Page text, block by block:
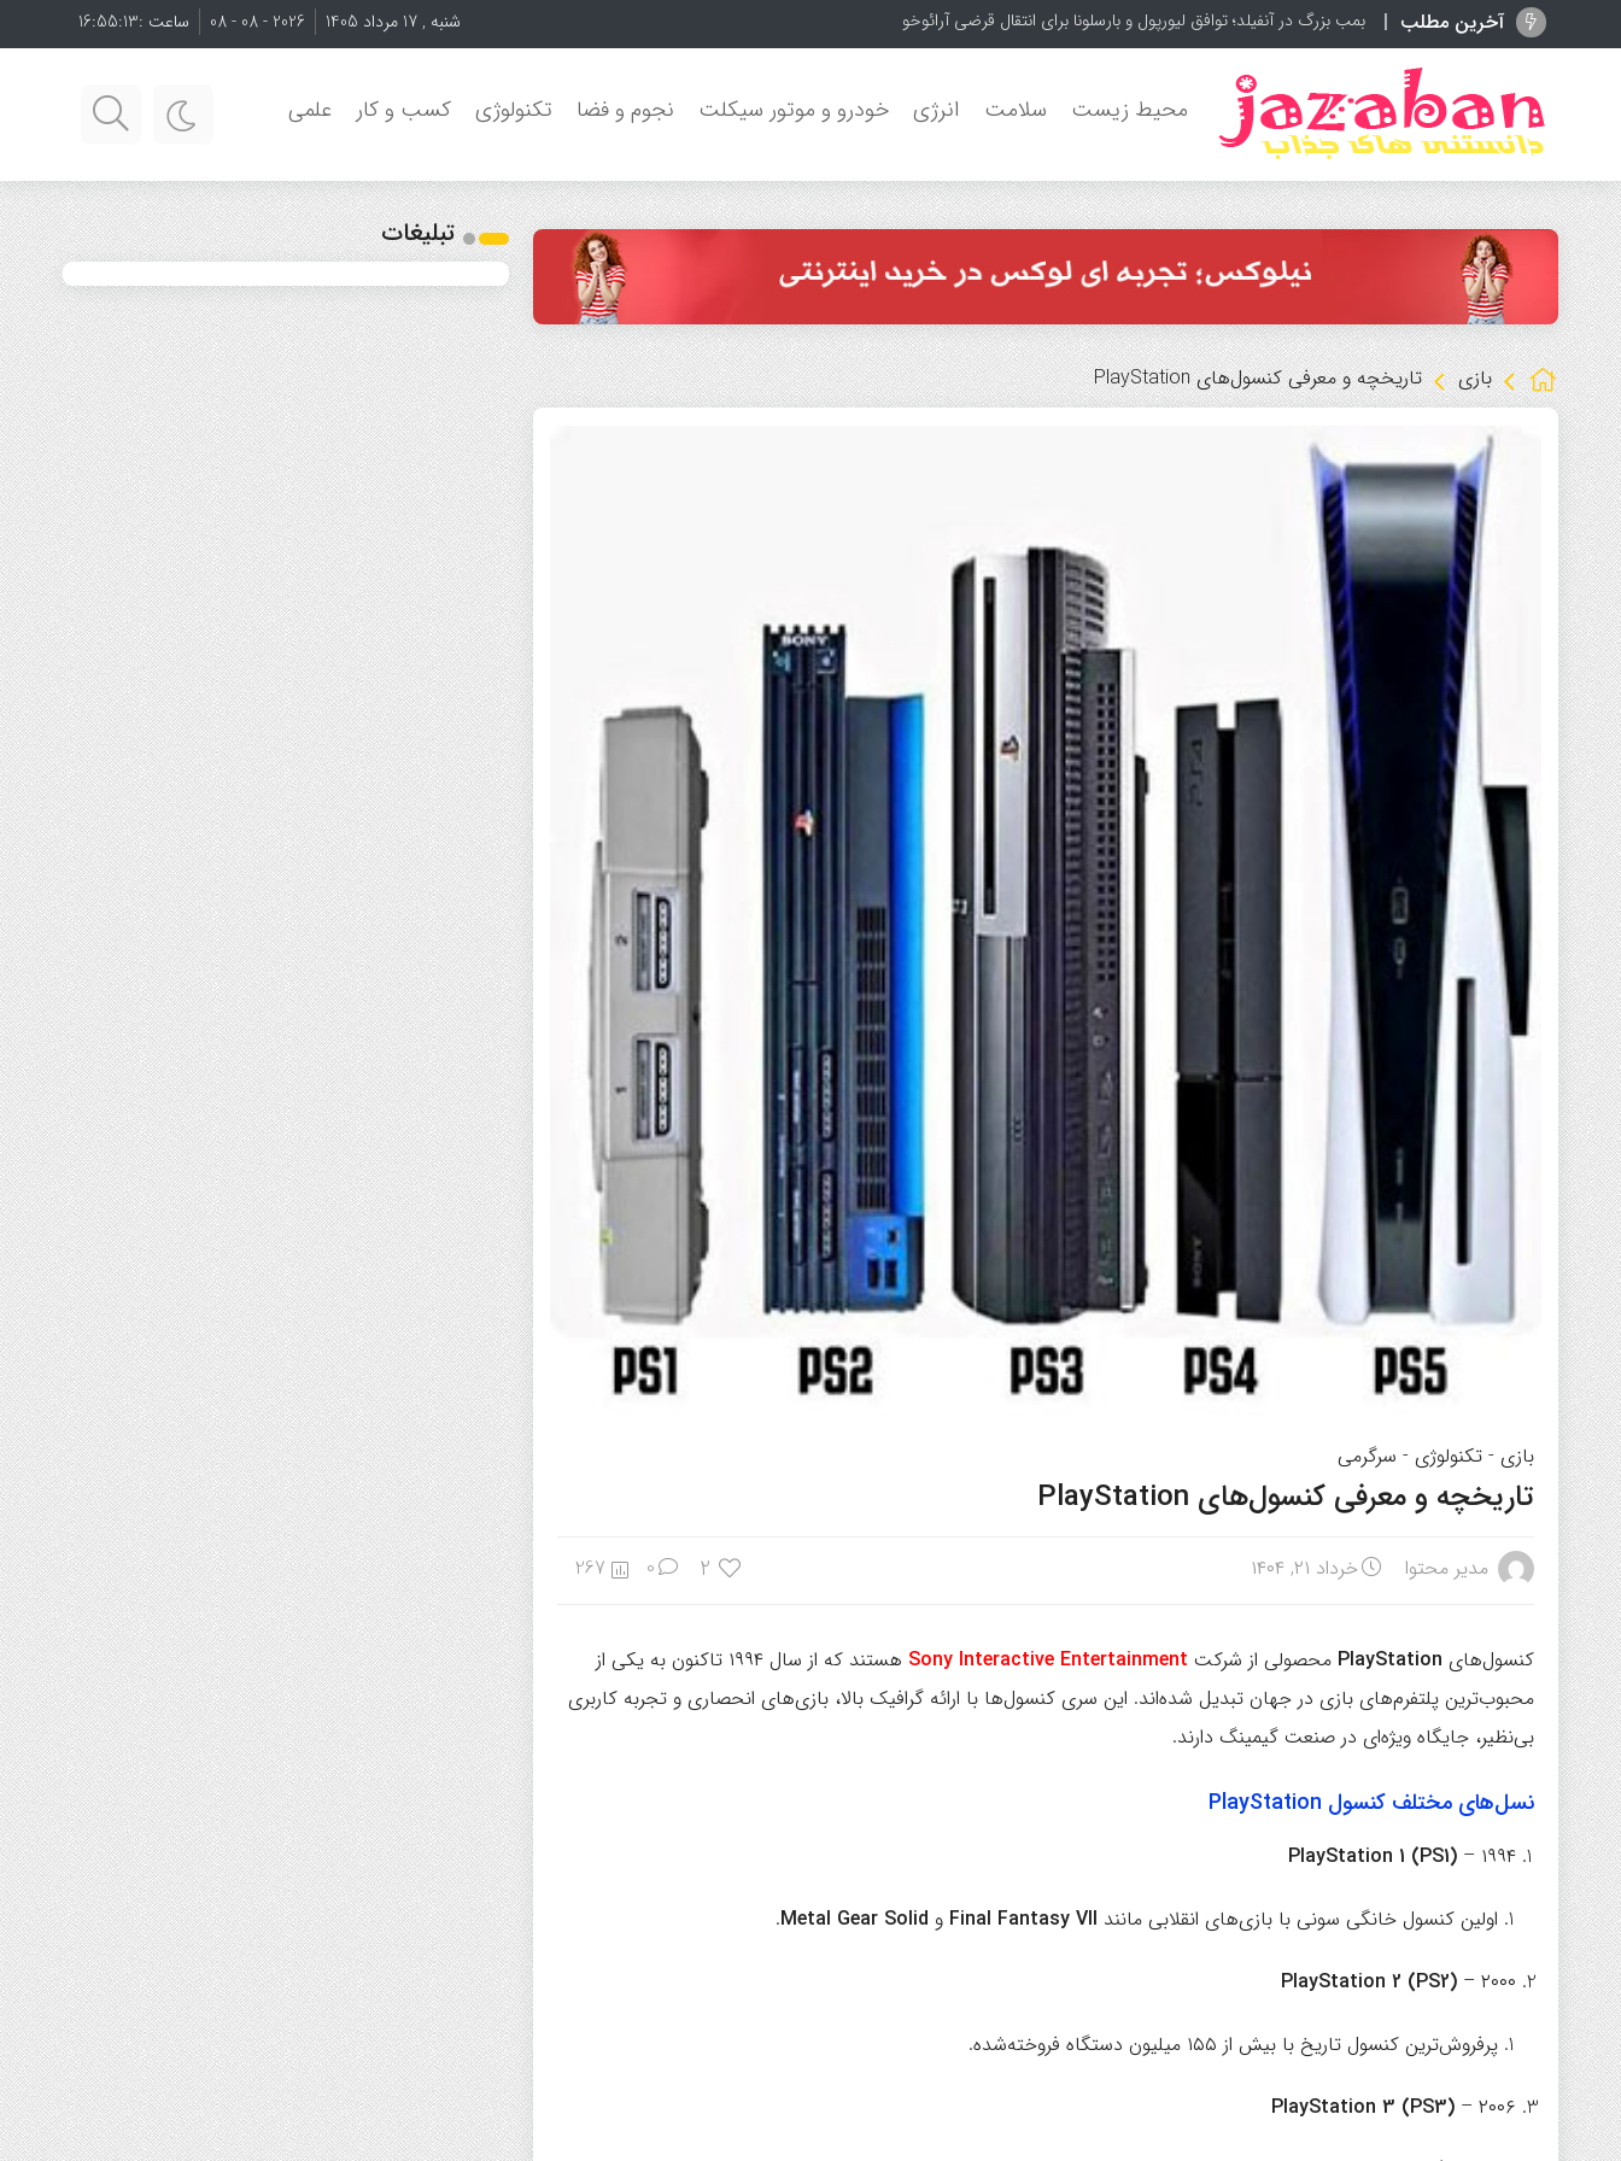
آخرین مطلب بن‌بست در شنبه , 17 مرداد 1405 2026 - 08 - 08 ساعت :16:55:14
محیط زیست سلامت انرژی خودرو و موتور سیکلت نجوم و فضا تکنولوژی کسب و کار علمی
بازی تاریخچه و معرفی کنسول‌های PlayStation
بازی - تکنولوژی - سرگرمی
تاریخچه و معرفی کنسول‌های PlayStation
مدیر محتوا خرداد ۲۱, ۱۴۰۴ 2
0
267
کنسول‌های PlayStation محصولی از شرکت Sony Interactive Entertainment
هستند که از سال ۱۹۹۴ تاکنون به یکی از
محبوب‌ترین پلتفرم‌های بازی در جهان تبدیل شده‌اند. این سری کنسول‌ها با ارائه گرافیک بالا، بازی‌های انحصاری و تجربه کاربری
بی‌نظیر، جایگاه ویژه‌ای در صنعت گیمینگ دارند.
نسل‌های مختلف کنسول PlayStation
PlayStation 1 (PS1) – ۱۹۹۴
اولین کنسول خانگی سونی با بازی‌های انقلابی مانند Final Fantasy VII و Metal Gear Solid
.
PlayStation 2 (PS2) – ۲۰۰۰
پرفروش‌ترین کنسول تاریخ با بیش از ۱۵۵ میلیون دستگاه فروخته‌شده.
PlayStation 3 (PS3) – ۲۰۰۶
تبلیغات